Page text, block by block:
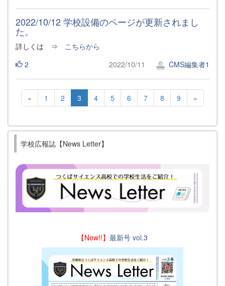
2022/10/12 学校設備のページが更新されまし
た。
詳しくは ⇒ こちらから
2
2022/10/11 CMS編集者1
« 1 2 3 4 5 6 7 8 9 »
学校広報誌【News Letter】
【New!!】 最新号 vol.3